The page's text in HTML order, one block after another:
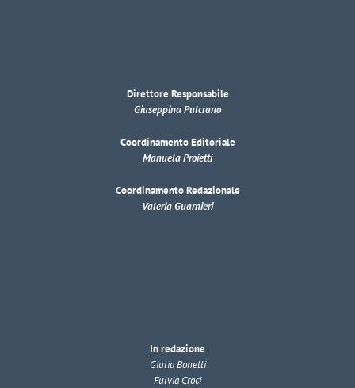
Direttore Responsabile
Giuseppina Pulcrano
Coordinamento Editoriale
Manuela Proietti
Coordinamento Redazionale
Valeria Guarnieri
In redazione
Giulia Bonelli
Fulvia Croci